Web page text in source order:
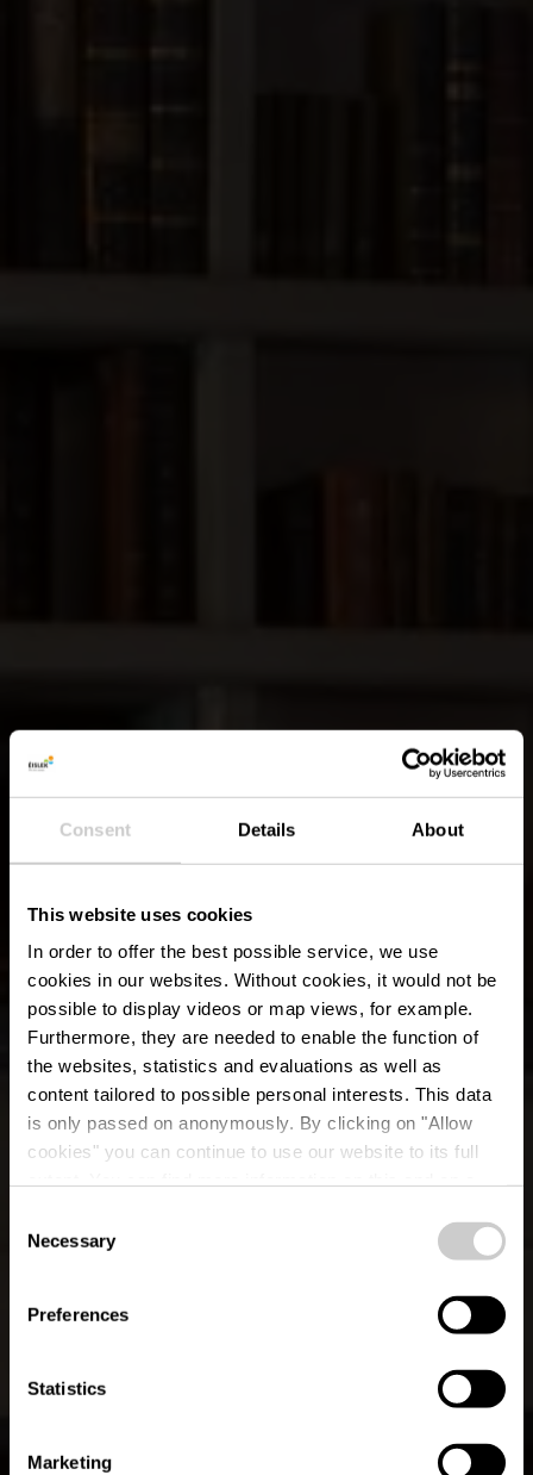
Consent Details About
This website uses cookies
In order to offer the best possible service, we use
cookies in our websites. Without cookies, it would not be
possible to display videos or map views, for example.
Furthermore, they are needed to enable the function of
the websites, statistics and evaluations as well as
content tailored to possible personal interests. This data
is only passed on anonymously. By clicking on "Allow
cookies" you can continue to use our website to its full
time.
Selection
Necessary
Preferences
Statistics
Marketing
Restaurant-Brasserie
Où? 1, Duarrefstrooss, L-9991 Weiswampach